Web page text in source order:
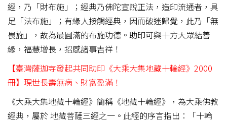
經，乃「財布施」；經典乃佛陀宣說正法，造印流通者，具
足「法布施」；有緣人接觸經典，因而破迷歸覺，此乃「無
畏施」，故為最圓滿的布施功德。助印可與十方大眾結善
緣，福慧增長，招感諸事吉祥！
【臺灣薩迦寺發起共同助印《大乘大集地藏十輪經》2000
冊】現世長壽無病、財富盈滿！
《大乘大集地藏十輪經》簡稱《地藏十輪經》，為大乘佛教
經典，屬於 地藏菩薩三經之一。此經的序言指出：「十輪